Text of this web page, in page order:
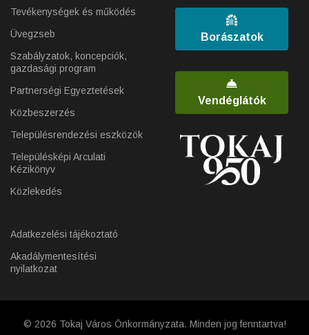
Tevékenységek és működés
Üvegzseb
Szabályzatok, koncepciók,
gazdasági program
Partnerségi Egyeztetések
Közbeszerzés
Településrendezési eszközök
Településképi Arculati
Kézikönyv
Közlekedés
Adatkezelési tájékoztató
Akadálymentesítési
nyilatkozat
Borászatok
Vendéglátók
© 2026 Tokaj Város Önkormányzata. Minden jog fenntartva!